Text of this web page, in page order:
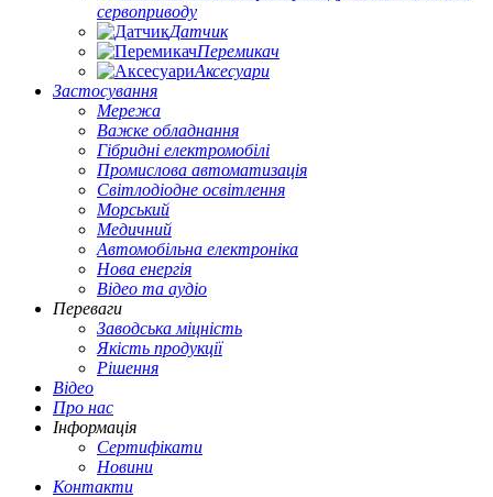
сервоприводу
Датчик
Перемикач
Аксесуари
Застосування
Мережа
Важке обладнання
Гібридні електромобілі
Промислова автоматизація
Світлодіодне освітлення
Морський
Медичний
Автомобільна електроніка
Нова енергія
Відео та аудіо
Переваги
Заводська міцність
Якість продукції
Рішення
Відео
Про нас
Інформація
Сертифікати
Новини
Контакти